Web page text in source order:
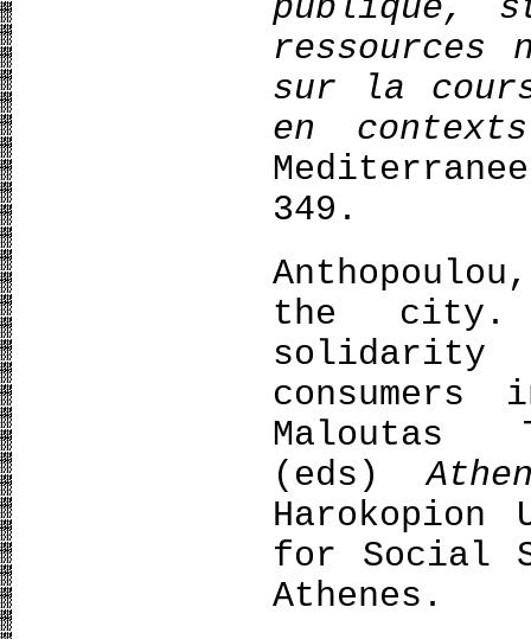
publique,
ressources
sur la
en
349.
the city.
solidarity
(eds)
Harokopion
for Social
Athenes.